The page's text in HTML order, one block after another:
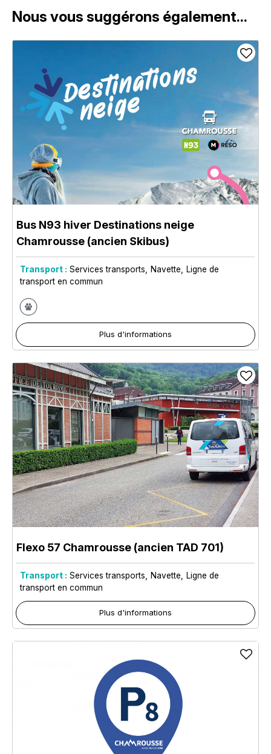
Nous vous suggérons également...
Bus N93 hiver Destinations neige
Chamrousse (ancien Skibus)
Transport : Services transports Navette
Ligne de
transport en commun
Plus d'informations
Flexo 57 Chamrousse (ancien TAD 701)
Transport : Services transports Navette
Ligne de
transport en commun
Plus d'informations